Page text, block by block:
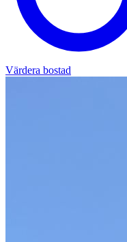
Värdera bostad